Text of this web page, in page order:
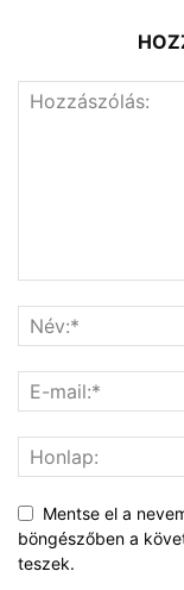
Mentse el a
böngészőben a
teszek.